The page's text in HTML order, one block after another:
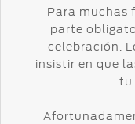
Para muchas
parte
celebración.
insistir en que
tu